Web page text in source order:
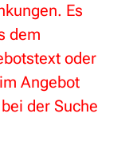
Es
dem
oder
Angebot
der Suche